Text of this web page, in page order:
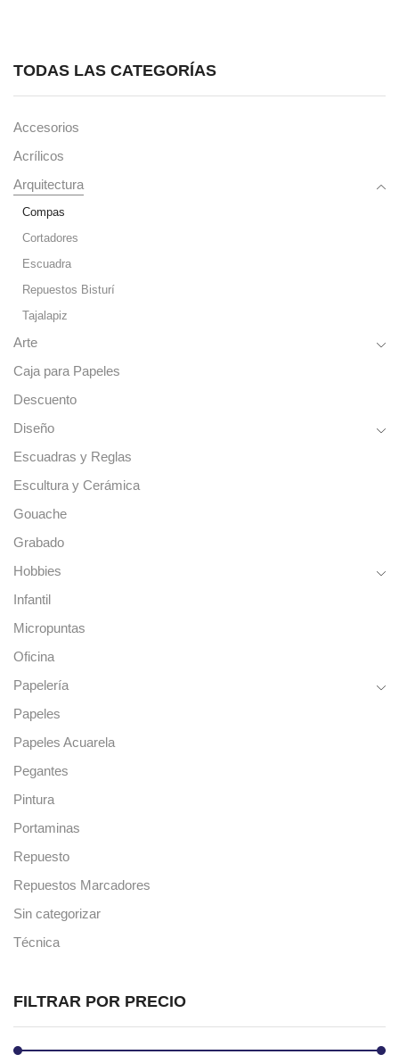
1/2
TODAS LAS CATEGORÍAS
Accesorios
Acrílicos
Arquitectura
Compas
Cortadores
Escuadra
Repuestos Bisturí
Tajalapiz
Arte
Caja para Papeles
Descuento
Diseño
Escuadras y Reglas
Escultura y Cerámica
Gouache
Grabado
Hobbies
Infantil
Micropuntas
Oficina
Papelería
Papeles
Papeles Acuarela
Pegantes
Pintura
Portaminas
Repuesto
Repuestos Marcadores
Sin categorizar
Técnica
FILTRAR POR PRECIO